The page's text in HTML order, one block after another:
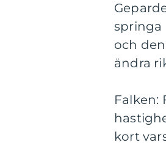
springa
och
ändra
Falken:
kort